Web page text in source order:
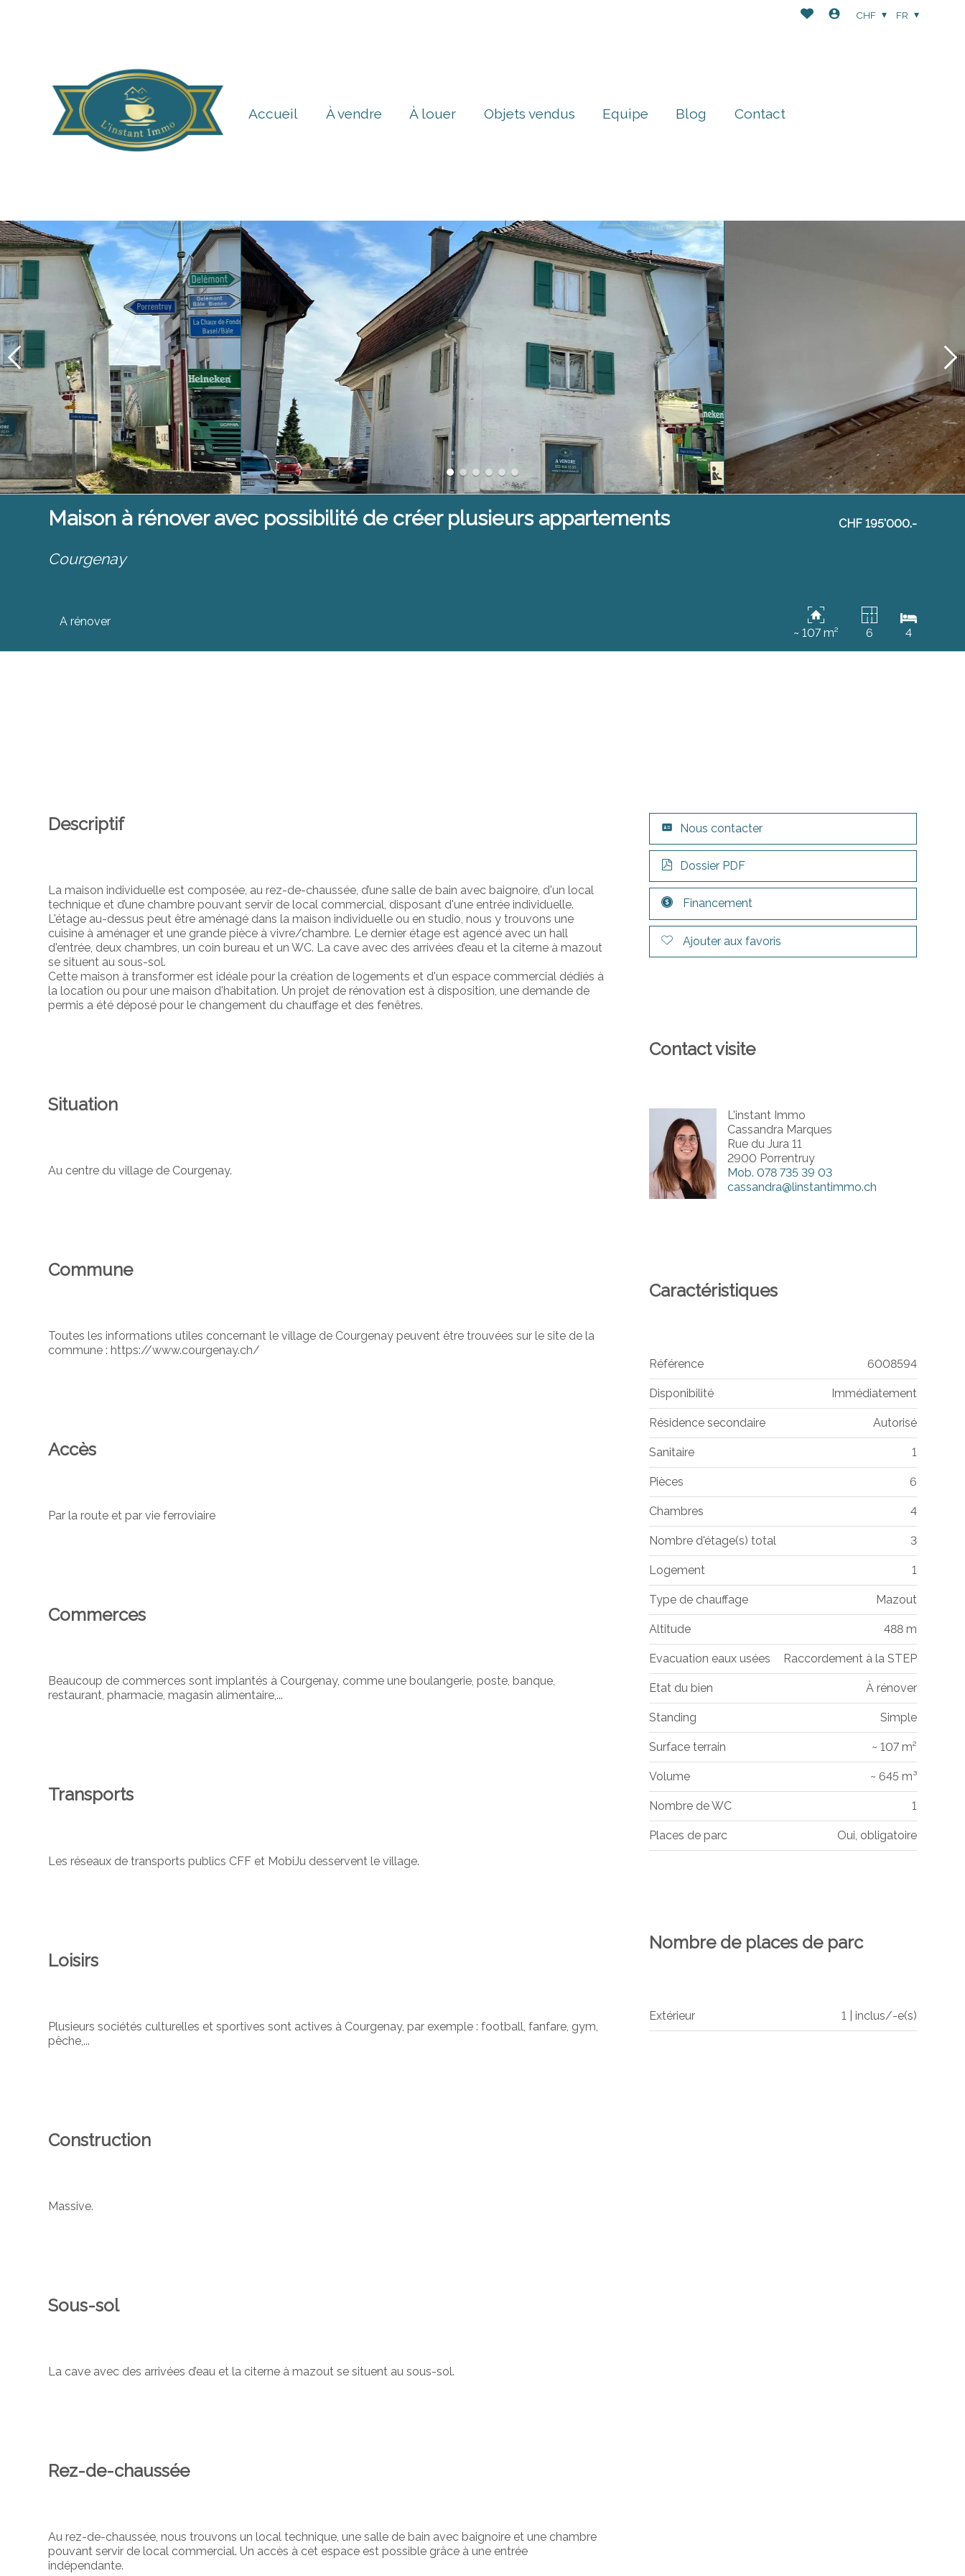
Accueil À vendre À louer Objets vendus Equipe Blog Contact
CHF FR
Maison à rénover avec possibilité de créer plusieurs appartements CHF 195'000.-
Courgenay
A rénover
~ 107 m²
6 4
Descriptif
La maison individuelle est composée, au rez-de-chaussée, d’une salle de bain avec baignoire, d'un local
technique et d’une chambre pouvant servir de local commercial, disposant d'une entrée individuelle.
L'étage au-dessus peut être aménagé dans la maison individuelle ou en studio, nous y trouvons une
cuisine à aménager et une grande pièce à vivre/chambre. Le dernier étage est agencé avec un hall
d'entrée, deux chambres, un coin bureau et un WC. La cave avec des arrivées d’eau et la citerne à mazout
se situent au sous-sol.
Cette maison à transformer est idéale pour la création de logements et d'un espace commercial dédiés à
la location ou pour une maison d'habitation. Un projet de rénovation est à disposition, une demande de
permis a été déposé pour le changement du chauffage et des fenêtres.
Situation
Au centre du village de Courgenay.
Commune
Toutes les informations utiles concernant le village de Courgenay peuvent être trouvées sur le site de la
commune : https://www.courgenay.ch/
Accès
Par la route et par vie ferroviaire
Commerces
Beaucoup de commerces sont implantés à Courgenay, comme une boulangerie, poste, banque,
restaurant, pharmacie, magasin alimentaire,...
Transports
Les réseaux de transports publics CFF et MobiJu desservent le village.
Loisirs
Plusieurs sociétés culturelles et sportives sont actives à Courgenay, par exemple : football, fanfare, gym,
pêche,...
Construction
Massive.
Sous-sol
La cave avec des arrivées d’eau et la citerne à mazout se situent au sous-sol.
Rez-de-chaussée
Au rez-de-chaussée, nous trouvons un local technique, une salle de bain avec baignoire et une chambre
pouvant servir de local commercial. Un accès à cet espace est possible grâce à une entrée
indépendante.
Nous contacter
Dossier PDF
Financement
Ajouter aux favoris
Contact visite
L'instant Immo
Cassandra Marques
Rue du Jura 11
2900 Porrentruy
Mob. 078 735 39 03
cassandra@linstantimmo.ch
Caractéristiques
Référence 6008594
Disponibilité Immédiatement
Résidence secondaire Autorisé
Sanitaire 1
Pièces 6
Chambres 4
Nombre d'étage(s) total 3
Logement 1
Type de chauffage Mazout
Altitude 488 m
Evacuation eaux usées Raccordement à la STEP
Etat du bien À rénover
Standing Simple
Surface terrain ~ 107 m²
Volume ~ 645 m³
Nombre de WC 1
Places de parc Oui, obligatoire
Nombre de places de parc
Extérieur 1 | inclus/-e(s)